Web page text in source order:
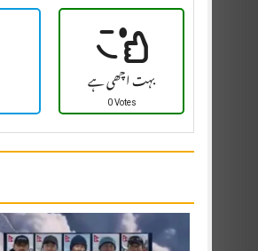
بہت اچھی ہے
0 Votes